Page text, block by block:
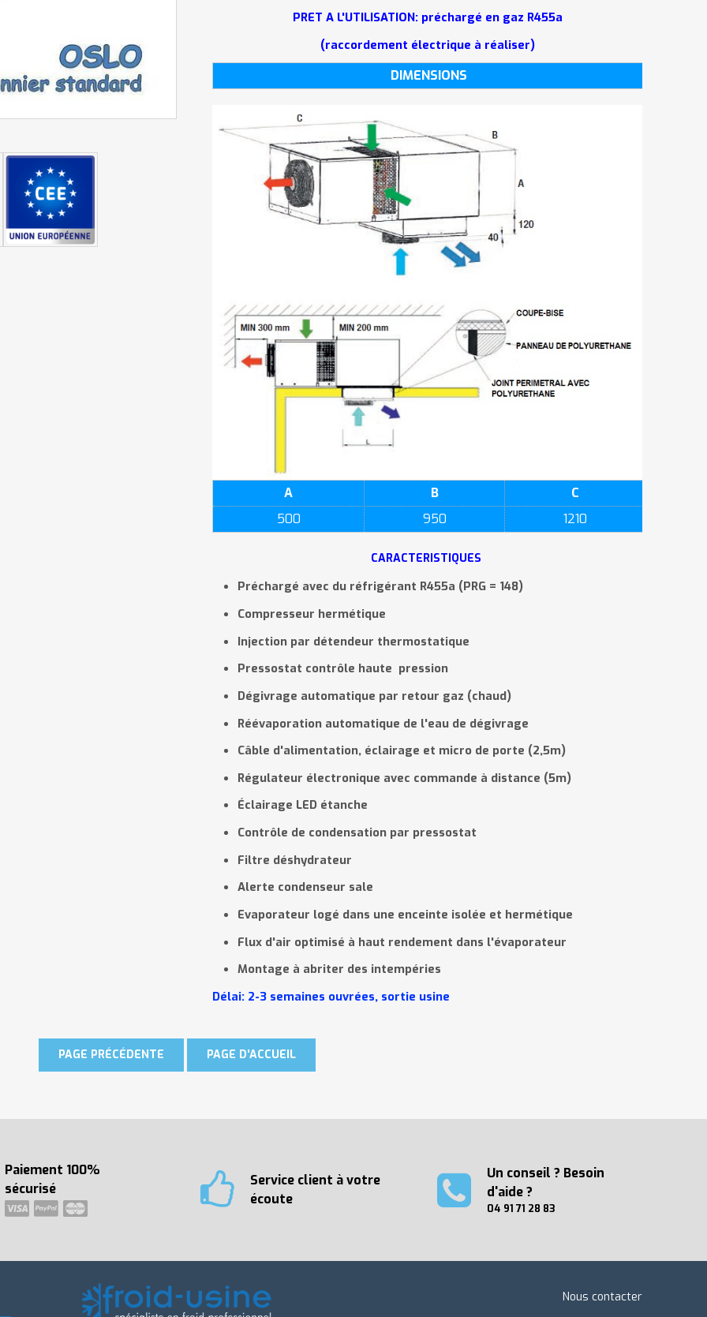
PRET A L'UTILISATION: préchargé en gaz R455a
(raccordement électrique à réaliser)
DIMENSIONS
A B
C
500
950 1210
CARACTERISTIQUES
Préchargé avec du réfrigérant R455a (PRG = 148)
Compresseur hermétique
Injection par détendeur thermostatique
Pressostat contrôle haute pression
Dégivrage automatique par retour gaz (chaud)
Réévaporation automatique de l'eau de dégivrage
Câble d'alimentation, éclairage et micro de porte (2,5m)
Régulateur électronique avec commande à distance (5m)
Éclairage LED étanche
Contrôle de condensation par pressostat
Filtre déshydrateur
Alerte condenseur sale
Evaporateur logé dans une enceinte isolée et hermétique
Flux d'air optimisé à haut rendement dans l'évaporateur
Montage à abriter des intempéries
Délai: 2-3 semaines ouvrées, sortie usine
Paiement 100%
sécurisé
Service client à votre
écoute
Un conseil ? Besoin
d'aide ?
04 91 71 28 83
Nous contacter